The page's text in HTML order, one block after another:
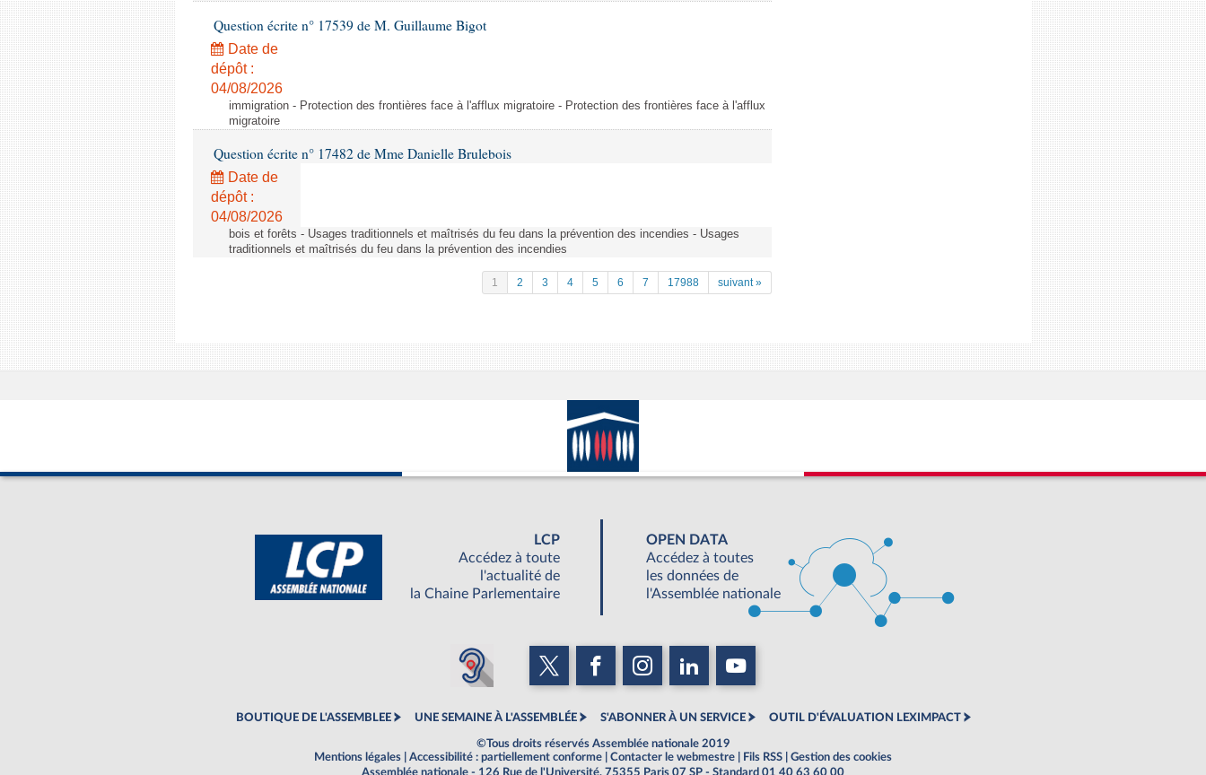
Question écrite n° 17539 de M. Guillaume Bigot
Date de
dépôt :
04/08/2026
immigration - Protection des frontières face à l'afflux migratoire - Protection des frontières face à l'afflux
migratoire
Question écrite n° 17482 de Mme Danielle Brulebois
Date de
dépôt :
04/08/2026
bois et forêts - Usages traditionnels et maîtrisés du feu dans la prévention des incendies - Usages
traditionnels et maîtrisés du feu dans la prévention des incendies
1 2 3 4 5 6 7 17988 suivant »
LCP
Accédez à toute
l'actualité de
la Chaine Parlementaire
OPEN DATA
Accédez à toutes
les données de
l'Assemblée nationale
BOUTIQUE DE L'ASSEMBLEE UNE SEMAINE À L'ASSEMBLÉE S'ABONNER À UN SERVICE OUTIL D'ÉVALUATION LEXIMPACT
©Tous droits réservés Assemblée nationale 2019
Mentions légales
Accessibilité : partiellement conforme Contacter le webmestre Fils RSS
Gestion des cookies
Assemblée nationale - 126 Rue de l'Université, 75355 Paris 07 SP - Standard 01 40 63 60 00